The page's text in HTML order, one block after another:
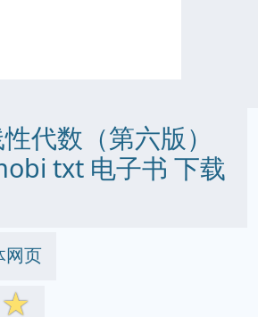
代数（第六版）
txt 电子书 下载
网页
☆